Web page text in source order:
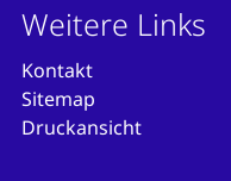
Weitere Links
Kontakt
Sitemap
Druckansicht